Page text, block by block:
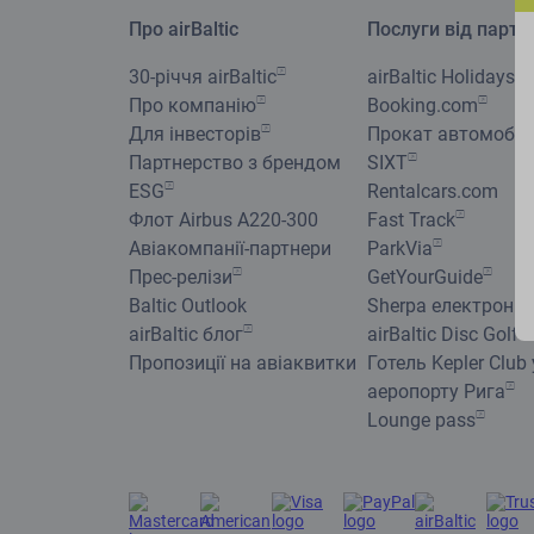
Про airBaltic
30-річчя airBaltic
Про компанію
Для інвесторів
Партнерство з брендом
ESG
Флот Airbus A220-300
Авіакомпанії-партнери
Прес-релізи
Baltic Outlook
airBaltic блог
Пропозиції на авіаквитки
Послуги від
airBaltic Holidays
Booking.com
Прокат
SIXT
Rentalcars.com
Fast Track
ParkVia
GetYourGuide
Sherpa
airBaltic Disc Golf
Готель Kepler Club
аеропорту Рига
Lounge pass